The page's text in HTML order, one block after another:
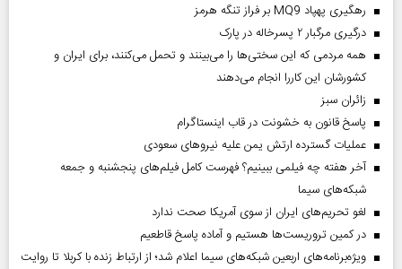
رهگیری پهپاد MQ9 بر فراز تنگه هرمز
درگیری مرگبار ۲ پسرخاله در پارک
همه مردمی که این سختی‌ها را می‌بینند و تحمل می‌کنند، برای ایران و
کشورشان این کاررا انجام می‌دهند
‌زائران سبز
پاسخ قانون به خشونت در قاب اینستاگرام
عملیات گسترده ارتش یمن علیه نیروهای سعودی
آخر هفته چه فیلمی ببینیم؟ فهرست کامل فیلم‌های پنجشنبه و جمعه
شبکه‌های سیما
لغو تحریم‌های ایران از سوی آمریکا صحت ندارد
در کمین تروریست‌ها هستیم و آماده پاسخ قاطعیم
ویژه‌برنامه‌های اربعین شبکه‌های سیما اعلام شد؛ از ارتباط زنده با کربلا تا روایت